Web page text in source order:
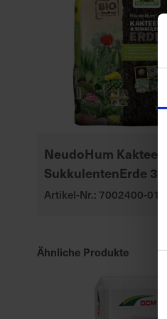
NeudoHum
SukkulentenErde 3 l
Artikel-Nr.: 7002400-01
Ähnliche Produkte